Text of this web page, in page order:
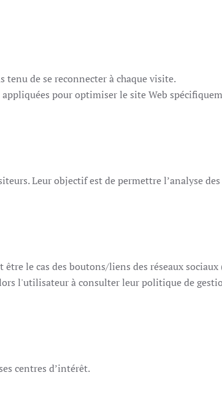
de se reconnecter à chaque visite.
pour optimiser le site Web
Leur objectif est de permettre l’analyse des
le cas des boutons/liens des réseaux sociaux
l'utilisateur à consulter leur politique de
centres d’intérêt.